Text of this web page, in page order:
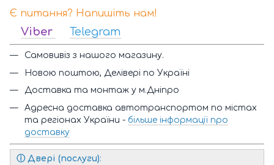
Є питання? Напишіть нам!
Viber Telegram
Самовивіз з нашого магазину.
Новою поштою, Делівері по Україні
Доставка та монтаж у м.Дніпро
Адресна доставка автотранспортом по містах
та регіонах України - більше інформації про
доставку
ⓘ Двері (послуги):